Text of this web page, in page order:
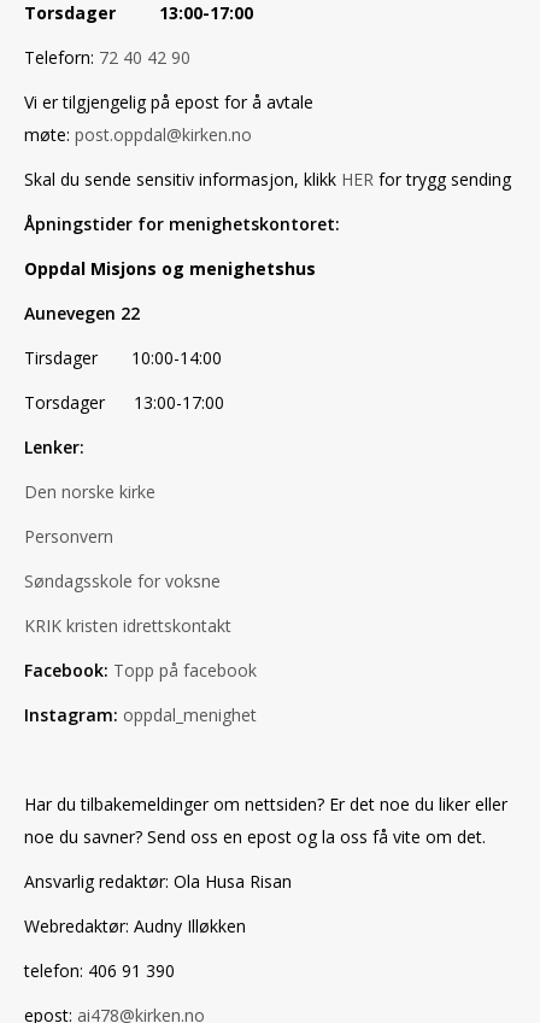
Torsdager 13:00-17:00
Teleforn: 72 40 42 90
Vi er tilgjengelig på epost for å avtale
møte: post.oppdal@kirken.no
Skal du sende sensitiv informasjon, klikk HER for trygg sending
Åpningstider for menighetskontoret:
Oppdal Misjons og menighetshus
Aunevegen 22
Tirsdager 10:00-14:00
Torsdager 13:00-17:00
Lenker:
Den norske kirke
Personvern
Søndagsskole for voksne
KRIK kristen idrettskontakt
Facebook: Topp på facebook
Instagram: oppdal_menighet
Har du tilbakemeldinger om nettsiden? Er det noe du liker eller
noe du savner? Send oss en epost og la oss få vite om det.
Ansvarlig redaktør: Ola Husa Risan
Webredaktør: Audny Illøkken
telefon: 406 91 390
epost: ai478@kirken.no